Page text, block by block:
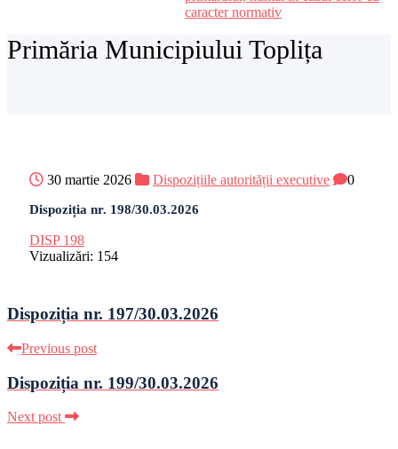
caracter normativ
Primăria Municipiului Toplița
30 martie 2026 Dispozițiile autorității executive 0
Dispoziția nr. 198/30.03.2026
DISP 198
Vizualizări: 154
Dispoziția nr. 197/30.03.2026
Previous post
Dispoziția nr. 199/30.03.2026
Next post